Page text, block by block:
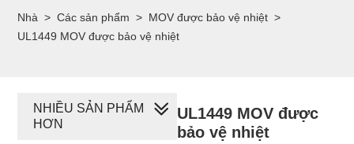
Nhà > Các sản phẩm > MOV được bảo vệ nhiệt >
UL1449 MOV được bảo vệ nhiệt
UL1449 MOV được
bảo vệ nhiệt
NHIỀU SẢN PHẨM
HƠN